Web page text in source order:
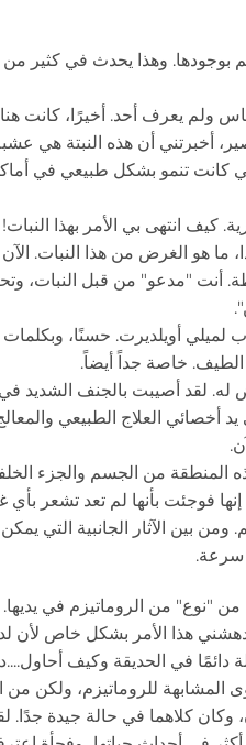
وهذا يحدث في كثير من
ولم يعرف أحد. أخيرًا، كانت
أخبرتني أن هذه النبتة هي
كانت تنمو بشكل طبيعي
انتهى بي الأمر بهذا النبات!
هو الغرض من هذا النبات.
أنت "مدعو" من قبل النبات،
أويلديرت. حسنًا،
الطيف. خاصة جداً أيضاً.
أصيبت بالجنف الشديد في
العلاج الطبيعي
من الجسم والجزء
فوجئت بأنها لم تعد تشعر
ومن بين الآثار الجانبية التي
سرعة.
من "نوع" من الروماتيزم في
هذا الأمر بشكل خاص لأن
في الحديقة وكيف
المشابهة للروماتيزم، ولكن
حالة جيدة جدًا. لقد توفي زوجها منذ 6